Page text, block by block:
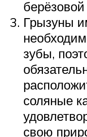
Грызуны
зубы,
соляные
свою